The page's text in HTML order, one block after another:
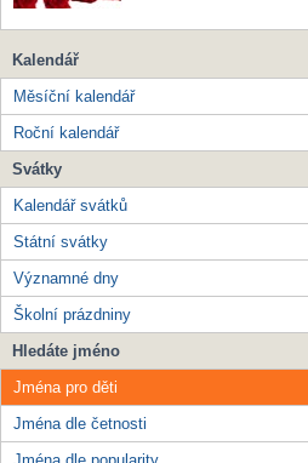
Kalendář
Měsíční kalendář
Roční kalendář
Svátky
Kalendář svátků
Státní svátky
Významné dny
Školní prázdniny
Hledáte jméno
Jména pro děti
Jména dle četnosti